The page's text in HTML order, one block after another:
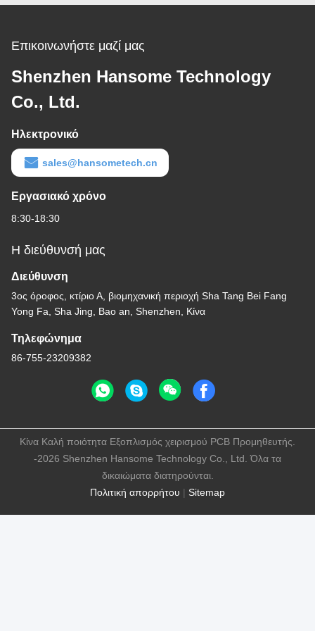
Επικοινωνήστε μαζί μας
Shenzhen Hansome Technology
Co., Ltd.
Ηλεκτρονικό
sales@hansometech.cn
Εργασιακό χρόνο
8:30-18:30
Η διεύθυνσή μας
Διεύθυνση
3ος όροφος, κτίριο Α, βιομηχανική περιοχή Sha Tang Bei Fang
Yong Fa, Sha Jing, Bao an, Shenzhen, Κίνα
Τηλεφώνημα
86-755-23209382
Πολιτική απορρήτου | Sitemap
Κίνα Καλή ποιότητα Εξοπλισμός χειρισμού PCB Προμηθευτής.
-2026 Shenzhen Hansome Technology Co., Ltd. Όλα τα
δικαιώματα διατηρούνται.